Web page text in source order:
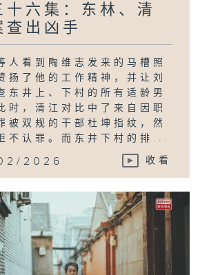
十六集：东林、清
查出凶手
人看到陶维志发来的马槽照
扬了他的工作精神，并让刘
东井上、下村的所有适龄男
时，清江对比中了来自因职
被双规的干部杜坤指纹，然
不认罪。而东井下村的排...
2026 收看